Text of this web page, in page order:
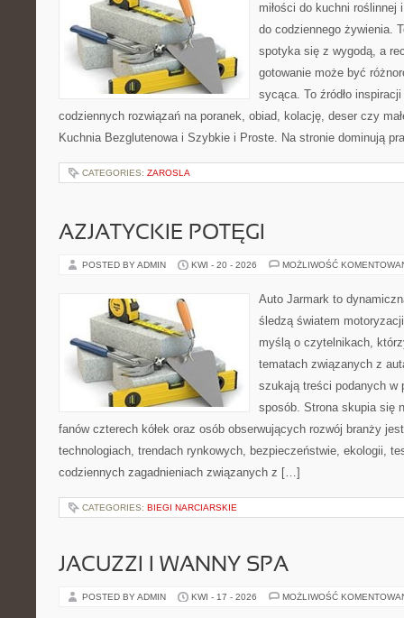
miłości do kuchni
do codziennego żywienia.
spotyka się z wygodą, a
gotowanie może być
sycąca. To źródło
codziennych rozwiązań na poranek, obiad, kolację, deser czy
Kuchnia Bezglutenowa i Szybkie i Proste. Na stronie dominują
CATEGORIES: ZAROSLA
AZJATYCKIE POTĘGI
POSTED BY ADMIN KWI - 20 - 2026 MOŻLIWOŚĆ
Auto Jarmark to
śledzą światem
myślą o czytelnikach,
tematach związanych z
szukają treści podanych w
sposób. Strona skupia się
fanów czterech kółek oraz osób obserwujących rozwój branży
technologiach, trendach rynkowych, bezpieczeństwie, ekologii,
codziennych zagadnieniach związanych z […]
CATEGORIES: BIEGI NARCIARSKIE
JACUZZI I WANNY SPA
POSTED BY ADMIN KWI - 17 - 2026 MOŻLIWOŚĆ